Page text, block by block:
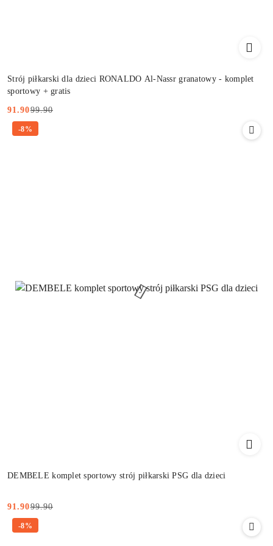
Strój piłkarski dla dzieci RONALDO Al-Nassr granatowy - komplet
sportowy + gratis
Cena
promocyjna:
91.90
Cena
przed
99.90
DEMBELE komplet sportowy strój piłkarski PSG dla dzieci
Cena
promocyjna:
91.90
Cena
przed
99.90
-8%
-8%